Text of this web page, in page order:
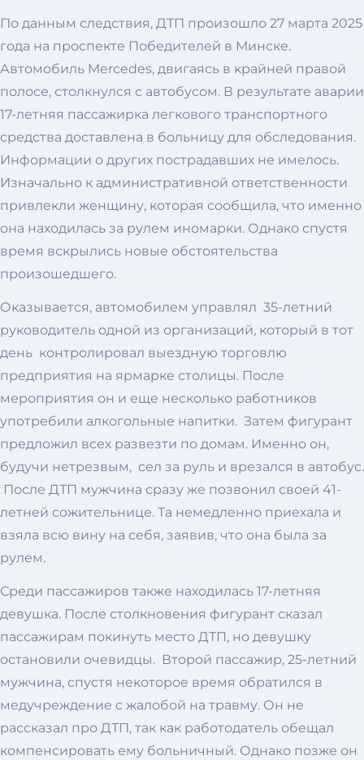
По данным следствия, ДТП произошло 27 марта 2025
года на проспекте Победителей в Минске.
Автомобиль Mercedes, двигаясь в крайней правой
полосе, столкнулся с автобусом. В результате аварии
17-летняя пассажирка легкового транспортного
средства доставлена в больницу для обследования.
Информации о других пострадавших не имелось.
Изначально к административной ответственности
привлекли женщину, которая сообщила, что именно
она находилась за рулем иномарки. Однако спустя
время вскрылись новые обстоятельства
произошедшего.
Оказывается, автомобилем управлял 35-летний
руководитель одной из организаций, который в тот
день контролировал выездную торговлю
предприятия на ярмарке столицы. После
мероприятия он и еще несколько работников
употребили алкогольные напитки. Затем фигурант
предложил всех развезти по домам. Именно он,
будучи нетрезвым, сел за руль и врезался в автобус.
После ДТП мужчина сразу же позвонил своей 41-
летней сожительнице. Та немедленно приехала и
взяла всю вину на себя, заявив, что она была за
рулем.
Среди пассажиров также находилась 17-летняя
девушка. После столкновения фигурант сказал
пассажирам покинуть место ДТП, но девушку
остановили очевидцы. Второй пассажир, 25-летний
мужчина, спустя некоторое время обратился в
медучреждение с жалобой на травму. Он не
рассказал про ДТП, так как работодатель обещал
компенсировать ему больничный. Однако позже он